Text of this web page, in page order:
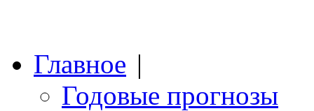
Главное |
Годовые прогнозы